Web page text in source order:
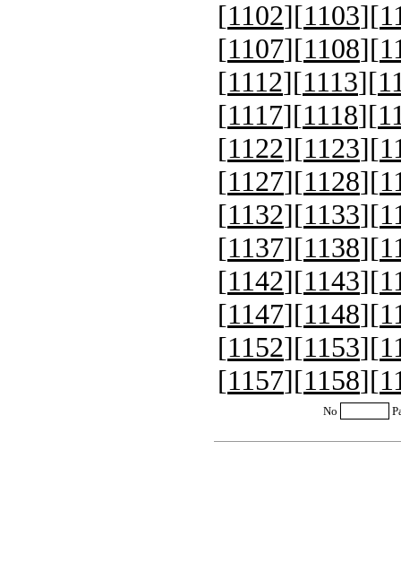
[1102][1103][
[1107][1108][
[1112][1113][
[1117][1118][
[1122][1123][
[1127][1128][
[1132][1133][
[1137][1138][
[1142][1143][
[1147][1148][
[1152][1153][
[1157][1158][
No